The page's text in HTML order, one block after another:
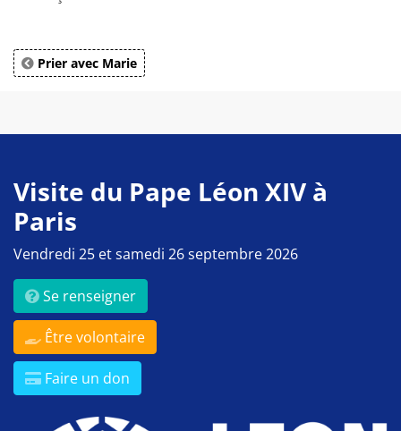
Prier avec Marie
Visite du Pape Léon XIV à
Paris
Vendredi 25 et samedi 26 septembre 2026
Se renseigner
Être volontaire
Faire un don